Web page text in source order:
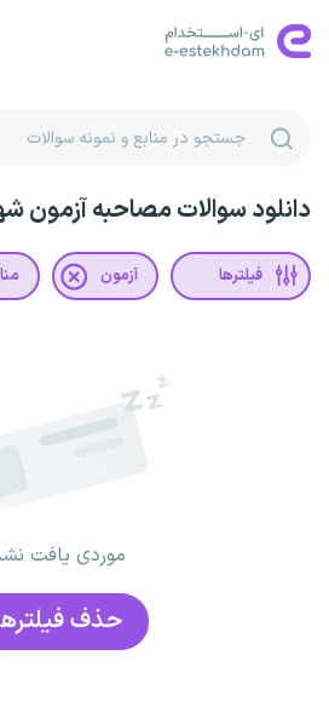
دانلود سوالات مصاحبه آزمون
فیلترها آزمون
موردی یافت
حذف